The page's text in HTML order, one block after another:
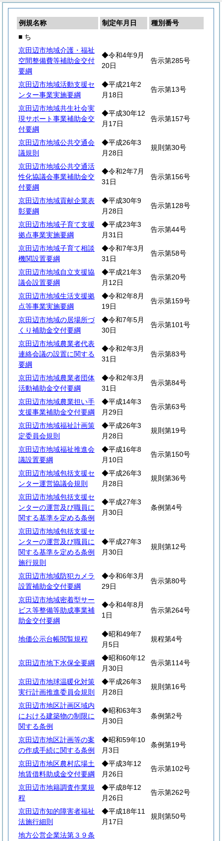
例規名称 制定年月日
種別番号
■ ち
京田辺市地域介護・福祉
空間整備費等補助金交付
要綱
◆令和4年9月
20日
告示第285号
京田辺市地域活動支援セ
ンター事業実施要綱
◆平成21年2
月18日
告示第13号
京田辺市地域共生社会実
現サポート事業補助金交
付要綱
◆平成30年12
月17日
告示第157号
京田辺市地域公共交通会
議規則
◆平成26年3
月28日
規則第30号
京田辺市地域公共交通活
性化協議会事業補助金交
付要綱
◆令和2年7月
31日
告示第156号
京田辺市地域貢献企業表
彰要綱
◆平成30年9
月28日
告示第128号
京田辺市地域子育て支援
拠点事業実施要綱
◆平成23年3
月31日
告示第44号
京田辺市地域子育て相談
機関設置要綱
◆令和7年3月
31日
告示第58号
京田辺市地域自立支援協
議会設置要綱
◆平成21年3
月12日
告示第20号
京田辺市地域生活支援拠
点等事業実施要綱
◆令和2年8月
19日
告示第159号
京田辺市地域の居場所づ
くり補助金交付要綱
◆令和7年5月
30日
告示第101号
京田辺市地域農業者代表
連絡会議の設置に関する
要綱
◆令和2年3月
31日
告示第83号
京田辺市地域農業者団体
活動補助金交付要綱
◆令和2年3月
31日
告示第84号
京田辺市地域農業担い手
支援事業補助金交付要綱
◆平成14年3
月29日
告示第63号
京田辺市地域福祉計画策
定委員会規則
◆平成26年3
月28日
規則第19号
京田辺市地域福祉推進会
議設置要綱
◆平成16年8
月10日
告示第150号
京田辺市地域包括支援セ
ンター運営協議会規則
◆平成26年3
月28日
規則第36号
京田辺市地域包括支援セ
ンターの運営及び職員に
関する基準を定める条例
◆平成27年3
月30日
条例第4号
京田辺市地域包括支援セ
ンターの運営及び職員に
関する基準を定める条例
施行規則
◆平成27年3
月30日
規則第12号
京田辺市地域防犯カメラ
設置補助金交付要綱
◆令和6年3月
29日
告示第80号
京田辺市地域密着型サー
ビス等整備等助成事業補
助金交付要綱
◆令和4年8月
1日
告示第264号
地価公示台帳閲覧規程
◆昭和49年7
月5日
規程第4号
京田辺市地下水保全要綱
◆昭和60年12
月30日
告示第114号
京田辺市地球温暖化対策
実行計画推進委員会規則
◆平成26年3
月28日
規則第16号
京田辺市地区計画区域内
における建築物の制限に
関する条例
◆昭和63年3
月30日
条例第2号
京田辺市地区計画等の案
の作成手続に関する条例
◆昭和59年10
月3日
条例第19号
京田辺市地区農村広場土
地賃借料助成金交付要綱
◆平成3年12
月26日
告示第102号
京田辺市地籍調査作業規
程
◆平成8年12
月26日
告示第262号
京田辺市知的障害者福祉
法施行細則
◆平成18年11
月17日
規則第50号
地方公営企業法第３９条